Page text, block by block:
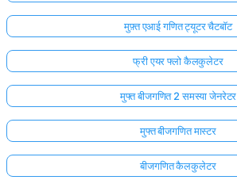
मुफ़्त एआई गणित ट्यूटर चैटबॉट
फ्री एयर फ्लो कैलकुलेटर
मुफ्त बीजगणित 2 समस्या जेनरेटर
मुफ्त बीजगणित मास्टर
बीजगणित कैलकुलेटर